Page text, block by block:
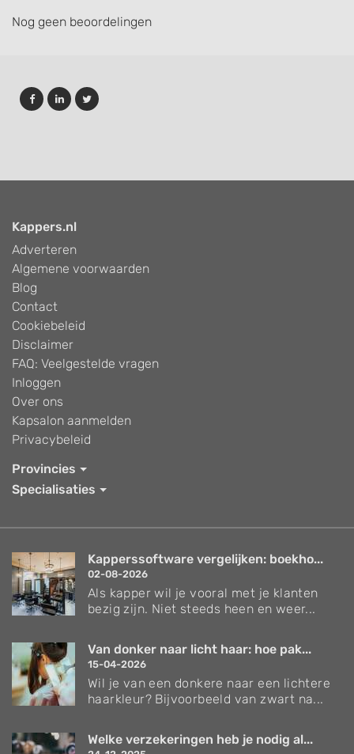
Nog geen beoordelingen
Kappers.nl
Adverteren
Algemene voorwaarden
Blog
Contact
Cookiebeleid
Disclaimer
FAQ: Veelgestelde vragen
Inloggen
Over ons
Kapsalon aanmelden
Privacybeleid
Provincies
Specialisaties
Kapperssoftware vergelijken: boekho...
02-08-2026
Als kapper wil je vooral met je klanten
bezig zijn. Niet steeds heen en weer...
Van donker naar licht haar: hoe pak...
15-04-2026
Wil je van een donkere naar een lichtere
haarkleur? Bijvoorbeeld van zwart na...
Welke verzekeringen heb je nodig al...